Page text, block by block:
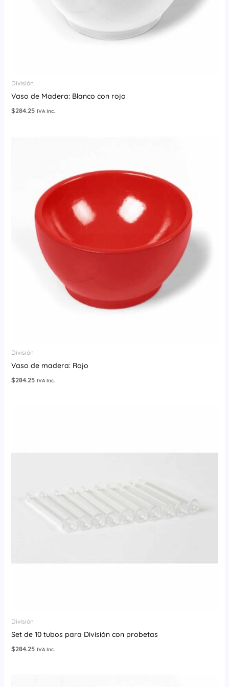
División
Vaso de Madera: Blanco con rojo
$284.25 IVA Inc.
División
Vaso de madera: Rojo
$284.25 IVA Inc.
División
Set de 10 tubos para División con probetas
$284.25 IVA Inc.